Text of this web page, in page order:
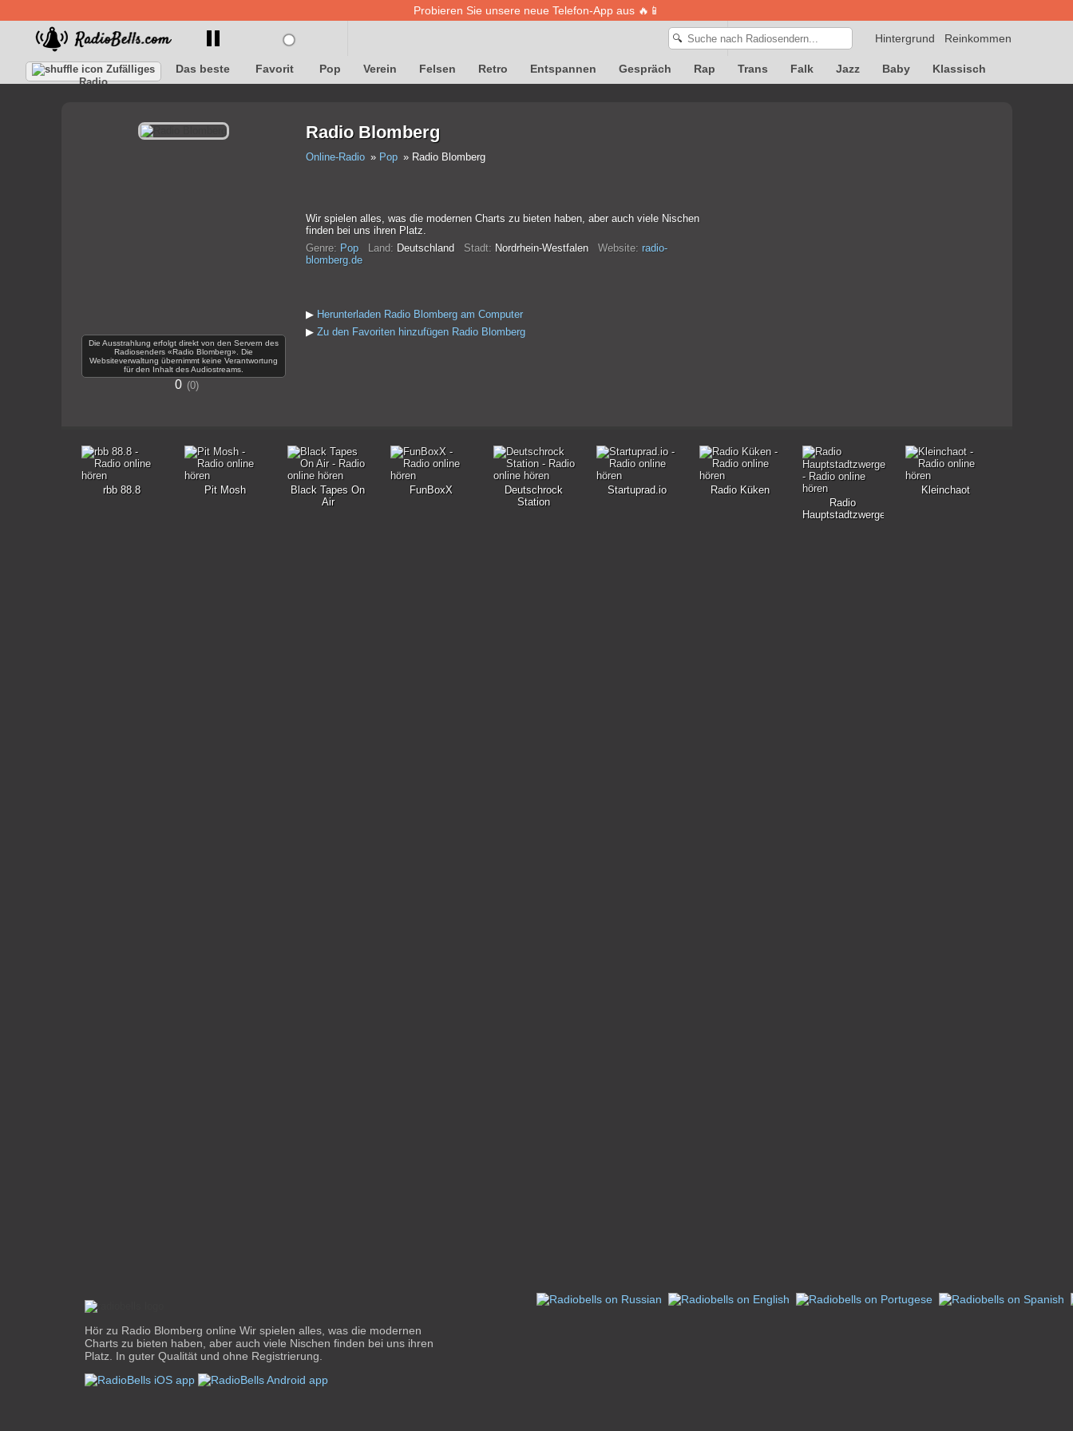
Probieren Sie unsere neue Telefon-App aus 🔥📱
Reinkommen
Hintergrund
🔍
Zufälliges
Radio
Das beste Favorit Pop Verein Felsen Retro Entspannen Gespräch Rap Trans Falk Jazz Baby Klassisch
Die Ausstrahlung erfolgt direkt von den Servern des
Radiosenders «Radio Blomberg». Die
Websiteverwaltung übernimmt keine Verantwortung
für den Inhalt des Audiostreams.
0 0
Radio Blomberg
Online-Radio Pop Radio Blomberg
Wir spielen alles, was die modernen Charts zu bieten haben, aber auch viele Nischen
finden bei uns ihren Platz.
Genre: Pop Land: Deutschland Stadt: Nordrhein-Westfalen Website: radio-
blomberg.de
▶ Herunterladen Radio Blomberg am Computer
▶ Zu den Favoriten hinzufügen Radio Blomberg
rbb 88.8 Pit Mosh
Black Tapes On
Air
FunBoxX
Deutschrock
Station
Startuprad.io
Radio Küken
Radio
Hauptstadtzwerge
Kleinchaot
Hör zu Radio Blomberg online Wir spielen alles, was die modernen
Charts zu bieten haben, aber auch viele Nischen finden bei uns ihren
Platz. In guter Qualität und ohne Registrierung.